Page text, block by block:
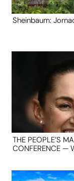
Sheinbaum:
THE PEOPLE’S
CONFERENCE —